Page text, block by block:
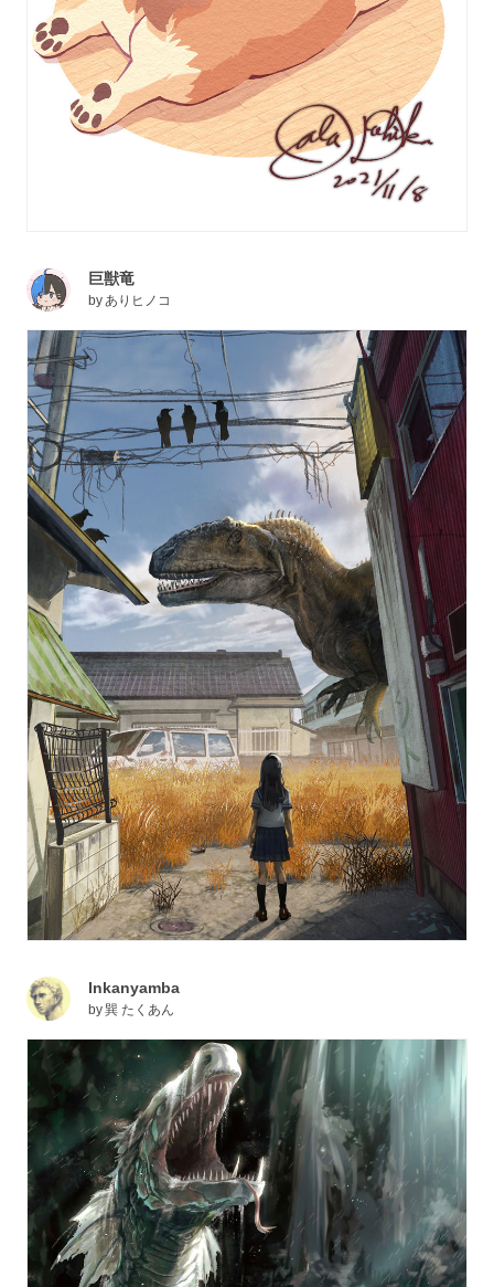
巨獣竜
byありヒノコ
Inkanyamba
by巽 たくあん